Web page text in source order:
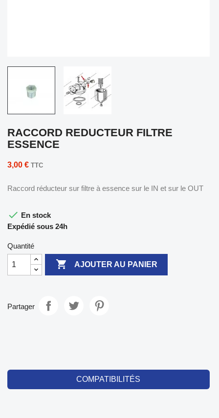
RACCORD REDUCTEUR FILTRE
ESSENCE
3,00 € TTC
Raccord réducteur sur filtre à essence sur le IN et sur le OUT
 En stock
Expédié sous 24h
Quantité
 AJOUTER AU PANIER
Partager
COMPATIBILITÉS